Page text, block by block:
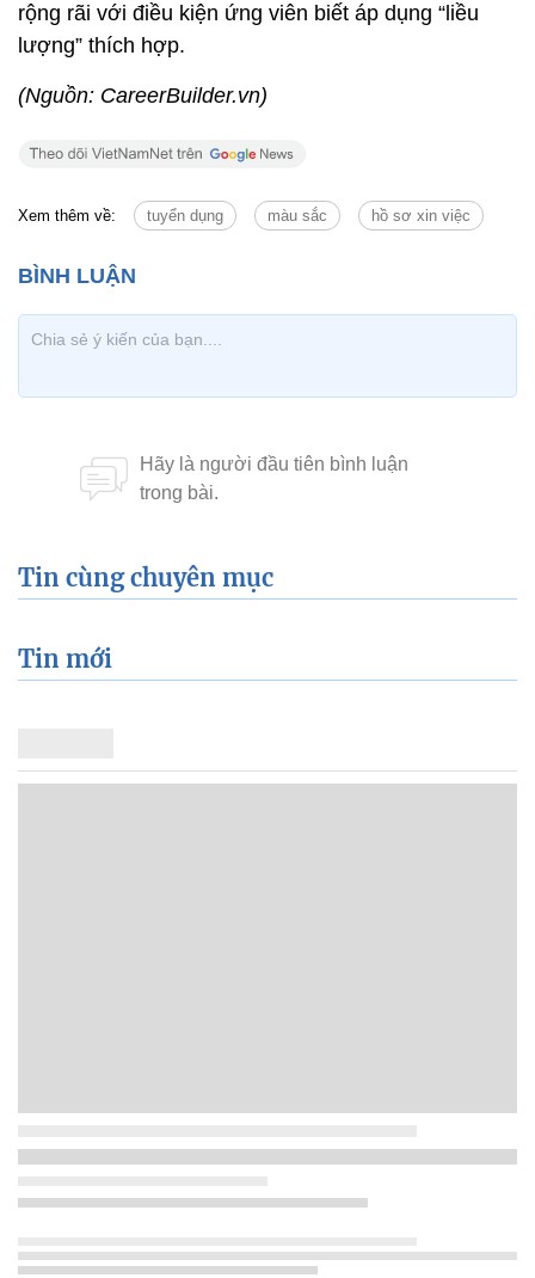
rộng rãi với điều kiện ứng viên biết áp dụng “liều
lượng” thích hợp.
(Nguồn: CareerBuilder.vn)
Xem thêm về: tuyển dụng màu sắc hồ sơ xin việc
Tin cùng chuyên mục
Tin mới